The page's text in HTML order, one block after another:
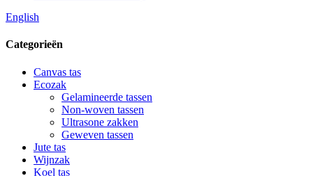
English
Categorieën
Canvas tas
Ecozak
Gelamineerde tassen
Non-woven tassen
Ultrasone zakken
Geweven tassen
Jute tas
Wijnzak
Koel tas